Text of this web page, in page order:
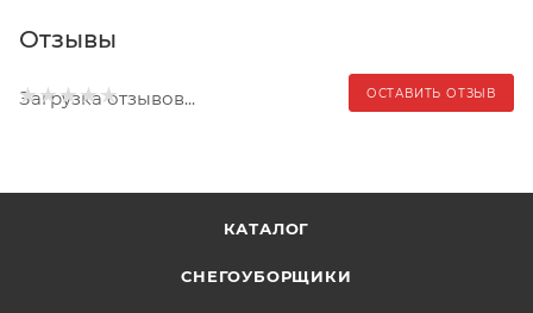
Отзывы
ОСТАВИТЬ ОТЗЫВ
Загрузка отзывов...
КАТАЛОГ
СНЕГОУБОРЩИКИ